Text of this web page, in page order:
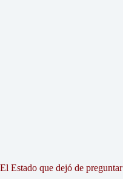
El Estado que dejó de preguntar